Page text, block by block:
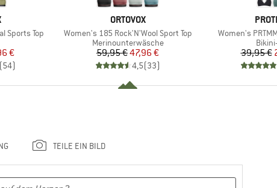
Sports Top
Preis
€
54)
MARKE
ORTOVOX
Artikel
Women's 185 Rock'N'Wool Sport Top
Produktgruppe
Merinounterwäsche
Preis
59,95 €reduzierter Preis
47,96 €
4,5(33)
Artikel
Women's
39,95 €
TEILE EIN BILD